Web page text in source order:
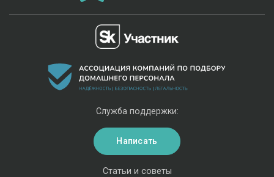
Статьи и советы
Служба поддержки:
Написать